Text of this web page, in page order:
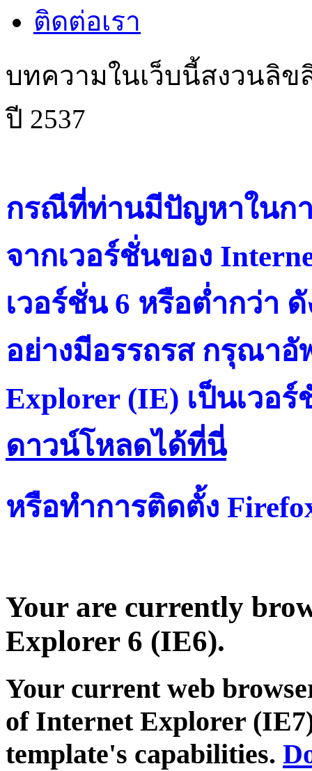
ติดต่อเรา
บทความในเว็บนี้สงวนลิ
ปี 2537
กรณีที่ท่านมีปัญหาในกา
จากเวอร์ชั่นของ
เวอร์ชั่น 6 หรือต่ำกว่า
อย่างมีอรรถรส กรุณาอั
Explorer (IE) เป็นเวอ
ดาวน์โหลดได้ที่น
หรือทำการติดตั้ง
Your are currently
Explorer 6 (IE6).
Your current web
of Internet Explorer
template's capabilities.